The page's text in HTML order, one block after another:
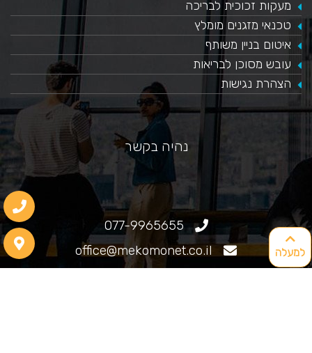
למעלה
​מעקות זכוכית לבריכה
טכנאי מזגנים מומלץ
איטום בניין משותף
עובש מסוכן לבריאות
הצהרת נגישות
נהיה בקשר
077-9965655
office@mekomonet.co.il